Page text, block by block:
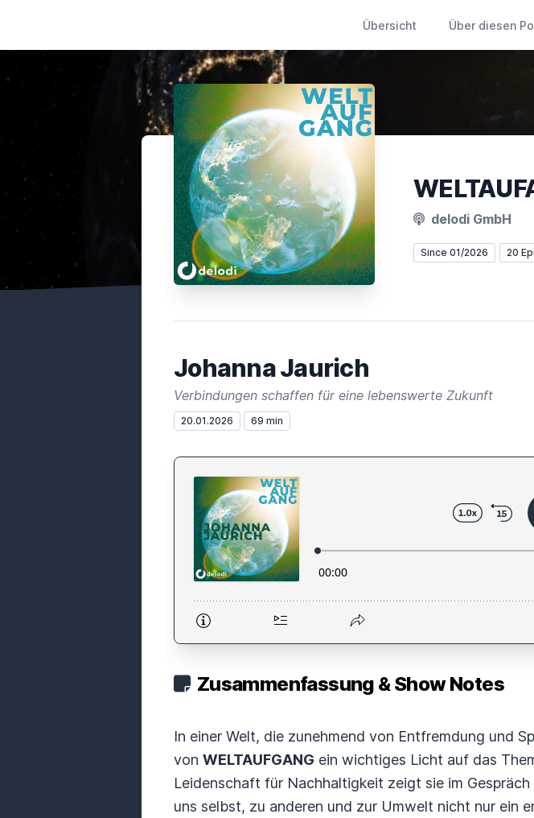
Übersicht Über diesen
delodi GmbH
Since 01/2026 20
Johanna Jaurich
Verbindungen schaffen für eine lebenswerte Zukunft
20.01.2026 69 min
Zusammenfassung & Show Notes
In einer Welt, die zunehmend von Entfremdung und
von WELTAUFGANG ein wichtiges Licht auf das
Leidenschaft für Nachhaltigkeit zeigt sie im
uns selbst, zu anderen und zur Umwelt nicht nur ein